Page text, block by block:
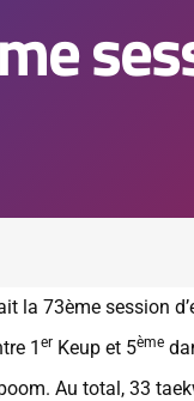
la 73ème session
1 er Keup et 5ème
Au total, 33